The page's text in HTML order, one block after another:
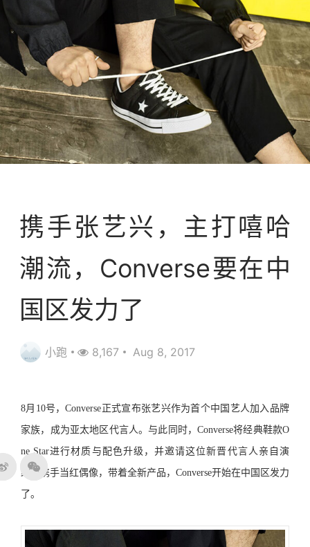
携手张艺兴，主打嘻哈
潮流，Converse要在中
国区发力了
小跑 8,167 Aug 8, 2017
8月10号，Converse正式宣布张艺兴作为首个中国艺人加入品牌
家族，成为亚太地区代言人。与此同时，Converse将经典鞋款O
ne Star进行材质与配色升级，并邀请这位新晋代言人亲自演
绎。携手当红偶像，带着全新产品，Converse开始在中国区发力
了。